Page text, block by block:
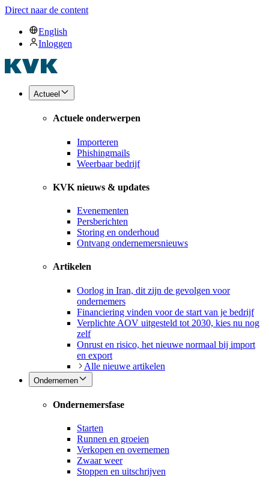
Direct naar de content
English
Inloggen
Actueel
Actuele onderwerpen
Importeren
Phishingmails
Weerbaar bedrijf
KVK nieuws & updates
Evenementen
Persberichten
Storing en onderhoud
Ontvang ondernemersnieuws
Artikelen
Oorlog in Iran, dit zijn de gevolgen voor
ondernemers
Financiering vinden voor de start van je bedrijf
Verplichte AOV uitgesteld tot 2030, kies nu nog
zelf
Onrust en risico, het nieuwe normaal bij import
en export
Alle nieuwe artikelen
Ondernemen
Ondernemersfase
Starten
Runnen en groeien
Verkopen en overnemen
Zwaar weer
Stoppen en uitschrijven